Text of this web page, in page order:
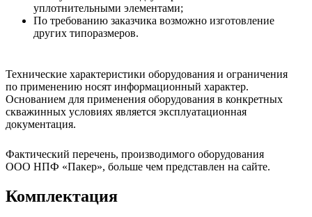
уплотнительными элементами;
По требованию заказчика возможно изготовление
других типоразмеров.
Технические характеристики оборудования и ограничения
по применению носят информационный характер.
Основанием для применения оборудования в конкретных
скважинных условиях является эксплуатационная
документация.
Фактический перечень, производимого оборудования
ООО НПФ «Пакер», больше чем представлен на сайте.
Комплектация